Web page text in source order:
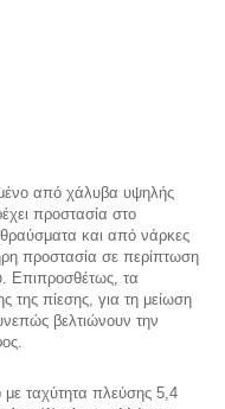
από χάλυβα υψηλής
προστασία στο
και από νάρκες
προστασία σε περίπτωση
Επιπροσθέτως, τα
της πίεσης, για τη μείωση
βελτιώνουν την
με ταχύτητα πλεύσης 5,4